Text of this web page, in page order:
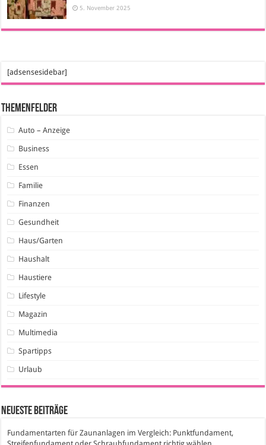
5. November 2025
[adsensesidebar]
Themenfelder
Auto – Anzeige
Business
Essen
Familie
Finanzen
Gesundheit
Haus/Garten
Haushalt
Haustiere
Lifestyle
Magazin
Multimedia
Spartipps
Urlaub
Neueste Beiträge
Fundamentarten für Zaunanlagen im Vergleich: Punktfundament,